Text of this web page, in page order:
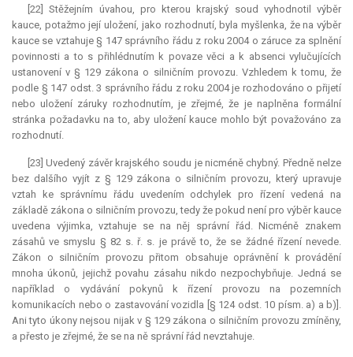
[22] Stěžejním úvahou, pro kterou krajský soud vyhodnotil výběr
kauce, potažmo její uložení, jako rozhodnutí, byla myšlenka, že na výběr
kauce se vztahuje § 147 správního řádu z roku 2004 o záruce za splnění
povinnosti a to s přihlédnutím k povaze věci a k absenci vylučujících
ustanovení v § 129 zákona o silničním provozu. Vzhledem k tomu, že
podle § 147 odst. 3 správního řádu z roku 2004 je rozhodováno o přijetí
nebo uložení záruky rozhodnutím, je zřejmé, že je naplněna formální
stránka požadavku na to, aby uložení kauce mohlo být považováno za
rozhodnutí.
[23] Uvedený závěr krajského soudu je nicméně chybný. Předně nelze
bez dalšího vyjít z § 129 zákona o silničním provozu, který upravuje
vztah ke správnímu řádu uvedením odchylek pro řízení vedená na
základě zákona o silničním provozu, tedy že pokud není pro výběr kauce
uvedena výjimka, vztahuje se na něj správní řád. Nicméně znakem
zásahů ve smyslu § 82 s. ř. s. je právě to, že se žádné řízení nevede.
Zákon o silničním provozu přitom obsahuje oprávnění k provádění
mnoha úkonů, jejichž povahu zásahu nikdo nezpochybňuje. Jedná se
například o vydávání pokynů k řízení provozu na pozemních
komunikacích nebo o zastavování vozidla [§ 124 odst. 10 písm. a) a b)].
Ani tyto úkony nejsou nijak v § 129 zákona o silničním provozu zmíněny,
a přesto je zřejmé, že se na ně správní řád nevztahuje.